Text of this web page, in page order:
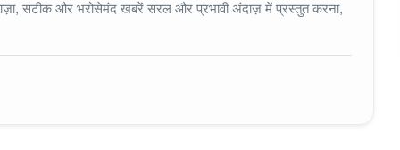
सटीक और भरोसेमंद खबरें सरल और प्रभावी अंदाज़ में प्रस्तुत करना,